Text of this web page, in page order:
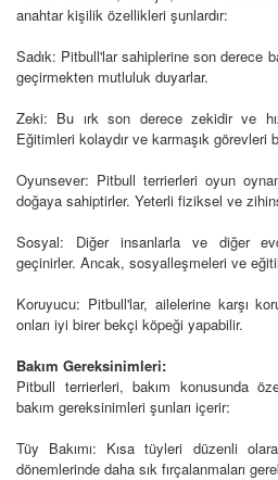
anahtar kişilik özellikleri şunlardır:
Sadık: Pitbull'lar sahiplerine son derece
geçirmekten mutluluk duyarlar.
Zeki: Bu ırk son derece zekidir ve
Eğitimleri kolaydır ve karmaşık görevleri
Oyunsever: Pitbull terrierleri oyun
doğaya sahiptirler. Yeterli fiziksel ve
Sosyal: Diğer insanlarla ve diğer
geçinirler. Ancak, sosyalleşmeleri ve
Koruyucu: Pitbull'lar, ailelerine karşı
onları iyi birer bekçi köpeği yapabilir.
Bakım Gereksinimleri:
Pitbull terrierleri, bakım konusunda
bakım gereksinimleri şunları içerir:
Tüy Bakımı: Kısa tüyleri düzenli
dönemlerinde daha sık fırçalanmaları